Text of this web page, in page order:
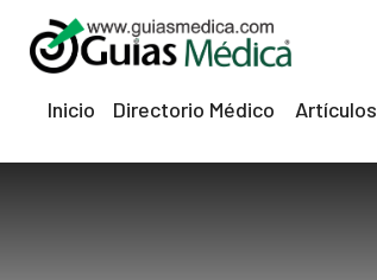
Inicio Directorio Médico Artículos